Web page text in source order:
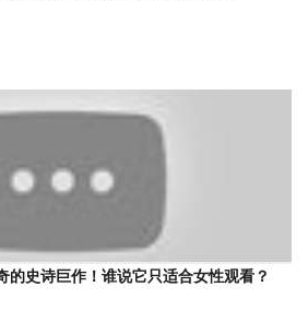
的史诗巨作！谁说它只适合女性观看？